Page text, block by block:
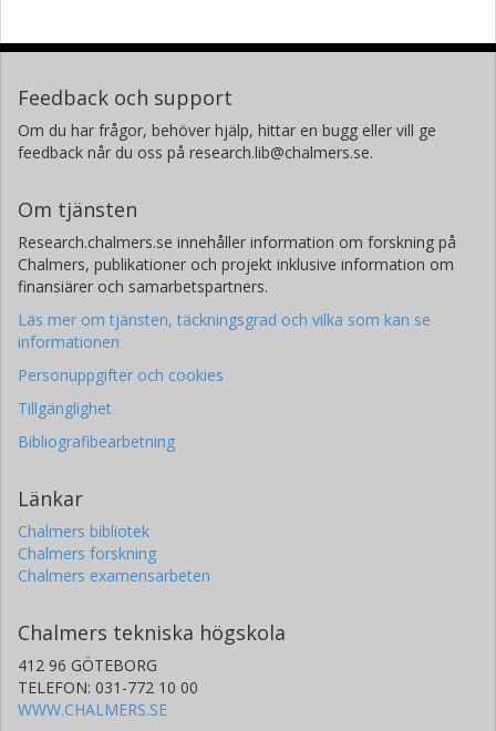
Doste R. Mamand
Karolinska Institutet
Karolinska universitetssjukhuset
Karolinska Institutet
Guannan Zhou
Fudan University
Houze Zhou
Karolinska Institutet
Karolinska universitetssjukhuset
Samantha Roudi
Karolinska universitetssjukhuset
H. Yesid Estupiñán
Karolinska universitetssjukhuset
Karolinska Institutet
Julia Rädler
Karolinska universitetssjukhuset
Karolinska Institutet
Feedback och support
Om du har frågor, behöver hjälp, hittar en bugg eller vill ge
feedback når du oss på research.lib@chalmers.se.
Om tjänsten
Research.chalmers.se innehåller information om forskning på
Chalmers, publikationer och projekt inklusive information om
finansiärer och samarbetspartners.
Läs mer om tjänsten, täckningsgrad och vilka som kan se
informationen
Personuppgifter och cookies
Tillgänglighet
Bibliografibearbetning
Länkar
Chalmers bibliotek
Chalmers forskning
Chalmers examensarbeten
Chalmers tekniska högskola
412 96 GÖTEBORG
TELEFON: 031-772 10 00
WWW.CHALMERS.SE